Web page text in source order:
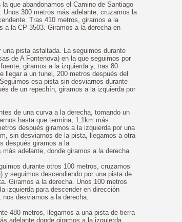
que abandonamos el Camino de Santiago
300 metros más adelante, cruzamos la
Tras 410 metros, giramos a la
a la CP-3503. Giramos a la derecha en
pista asfaltada. La seguimos durante
de A Fontenova) en la que seguimos por
giramos a la izquierda y, tras 80
a un tunel, 200 metros después del
esa pista sin desviarnos durante
de un repechín, giramos a la izquierda por
de una curva a la derecha, tomando un
hasta que termina, 1,1km más
después giramos a la izquierda por una
sin desviarnos de la pista, llegamos a otra
después giramos a la
adelante, donde giramos a la derecha.
durante otros 100 metros, cruzamos
y seguimos descendiendo por una pista de
Giramos a la derecha. Unos 100 metros
izquierda para descender en dirección
desviamos a la derecha.
480 metros, llegamos a una pista de tierra
adelante donde giramos a la izquierda.